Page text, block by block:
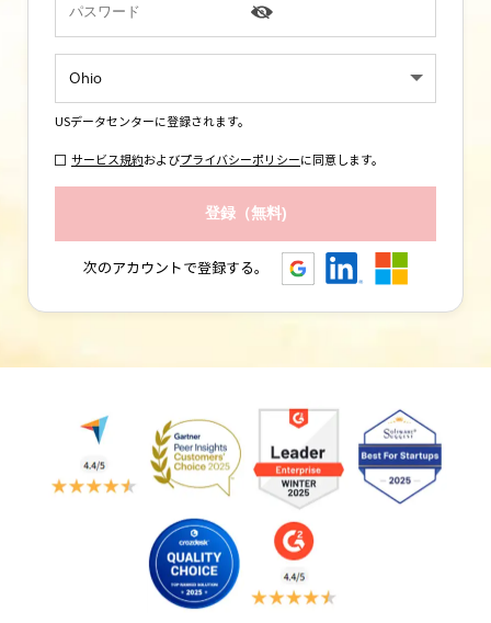
USデータセンターに登録されます。
サービス規約およびプライバシーポリシーに同意します。
次のアカウントで登録する。